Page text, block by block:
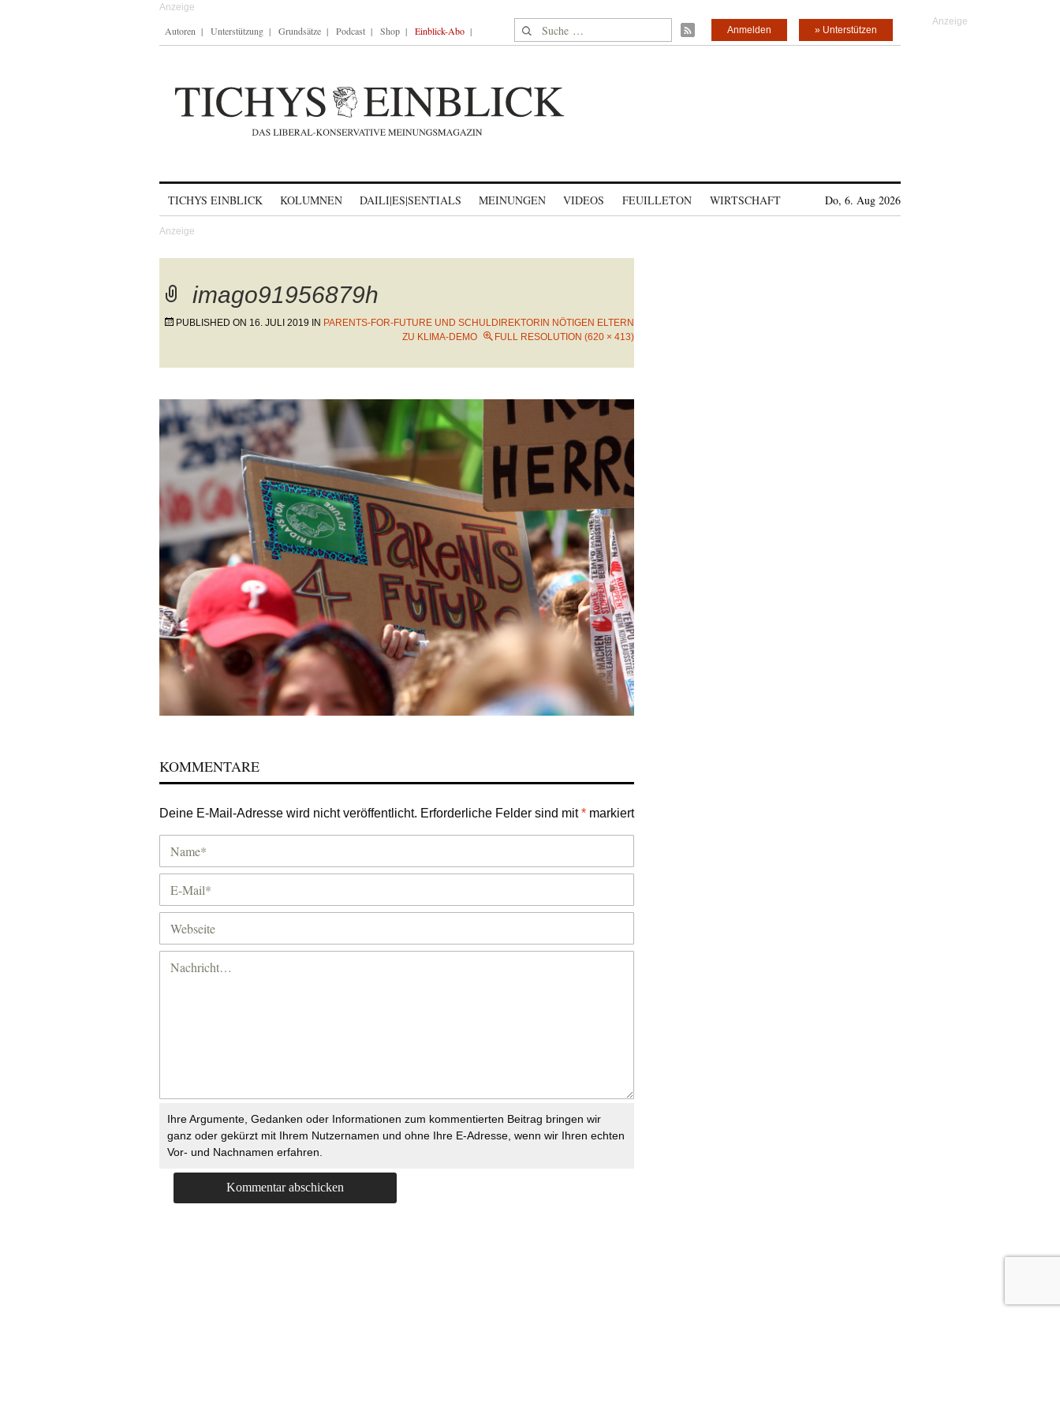
Autoren Unterstützung Grundsätze Podcast Shop Einblick-Abo Suche nach: » Unterstützen
Anmelden
TICHYS EINBLICK KOLUMNEN DAILI|ES|SENTIALS MEINUNGEN VIDEOS FEUILLETON WIRTSCHAFT Do, 6. Aug 2026
imago91956879h
PUBLISHED ON 16. JULI 2019 IN PARENTS-FOR-FUTURE UND SCHULDIREKTORIN NÖTIGEN ELTERN
ZU KLIMA-DEMO
FULL RESOLUTION (620 × 413)
KOMMENTARE
Deine E-Mail-Adresse wird nicht veröffentlicht. Erforderliche Felder sind mit* markiert
Ihre Argumente, Gedanken oder Informationen zum kommentierten Beitrag bringen wir
ganz oder gekürzt mit Ihrem Nutzernamen und ohne Ihre E-Adresse, wenn wir Ihren echten
Vor- und Nachnamen erfahren.